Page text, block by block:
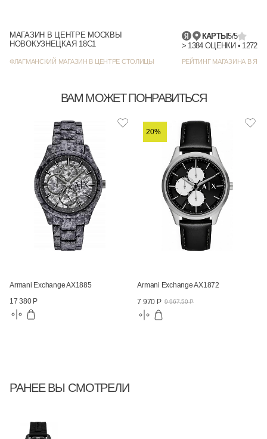
МАГАЗИН В ЦЕНТРЕ МОСКВЫ
НОВОКУЗНЕЦКАЯ 18С1
ФЛАГМАНСКИЙ МАГАЗИН В ЦЕНТРЕ СТОЛИЦЫ
КАРТЫ5/5
РЕЙТИНГ МАГАЗИНА В
ВАМ МОЖЕТ ПОНРАВИТЬСЯ
Armani Exchange AX1885
17 380 Р
20%
Armani Exchange AX1872
7 970 Р 9 967.50 Р
РАНЕЕ ВЫ СМОТРЕЛИ